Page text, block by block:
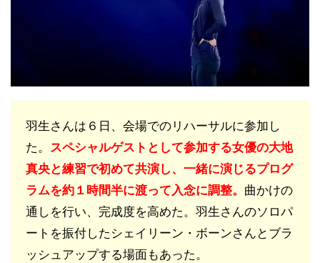
羽生さんは６日、会場でのリハーサルに参加し
た。 スペシャルゲストとして参加する女優の大地
真央と練習で初めて共演し、一緒に演じるプログ
ラムを約１時間半に渡って入念に調整。 曲かけの
通しを行い、完成度を高めた。羽生さんのソロパ
ートを振付したシェイリーン・ボーンさんとブラ
ッシュアップする場面もあった。